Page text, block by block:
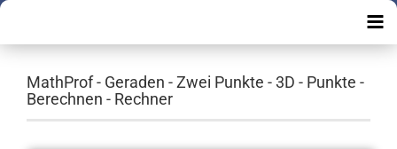
MathProf - Geraden - Zwei Punkte - 3D - Punkte -
Berechnen - Rechner